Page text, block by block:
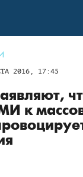
2016, 17:45
к